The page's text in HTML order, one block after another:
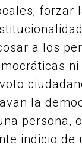
forzar
a los
la
persona,
indicio de